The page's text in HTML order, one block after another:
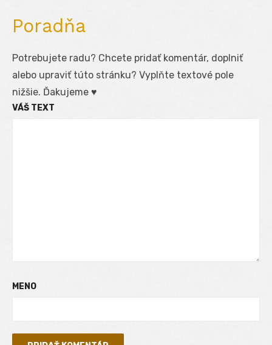
Poradňa
Potrebujete radu? Chcete pridať komentár, doplniť
alebo upraviť túto stránku? Vyplňte textové pole
nižšie. Ďakujeme ♥
VÁŠ TEXT
MENO